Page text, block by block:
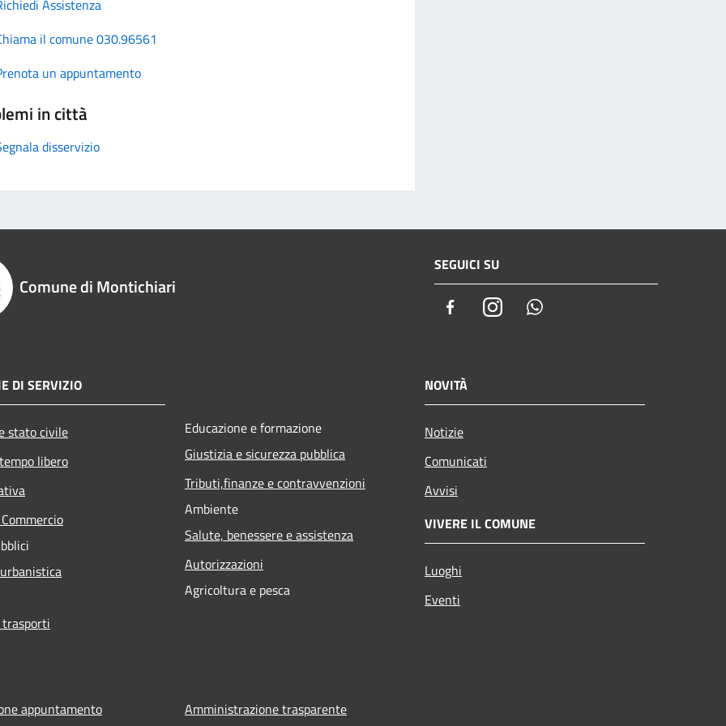
Assistenza
il comune 030.96561
un appuntamento
in città
disservizio
Comune di Montichiari
SEGUICI SU
FacebookInstagram
DI SERVIZIO
stato civile
libero
Educazione e formazione
Giustizia e sicurezza pubblica
Tributi,finanze e contravvenzioni
Ambiente
Salute, benessere e assistenza
Autorizzazioni
Agricoltura e pesca
NOVITÀ
Notizie
Comunicati
Avvisi
VIVERE IL COMUNE
Luoghi
Eventi
appuntamento Amministrazione trasparente